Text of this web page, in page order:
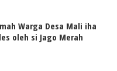
Warga Desa Mali iha
oleh si Jago Merah